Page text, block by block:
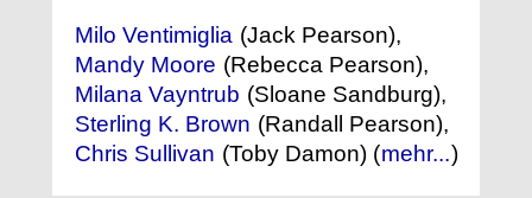
Milo Ventimiglia (Jack Pearson),
Mandy Moore (Rebecca Pearson),
Milana Vayntrub (Sloane Sandburg),
Sterling K. Brown (Randall Pearson),
Chris Sullivan (Toby Damon) (mehr...)